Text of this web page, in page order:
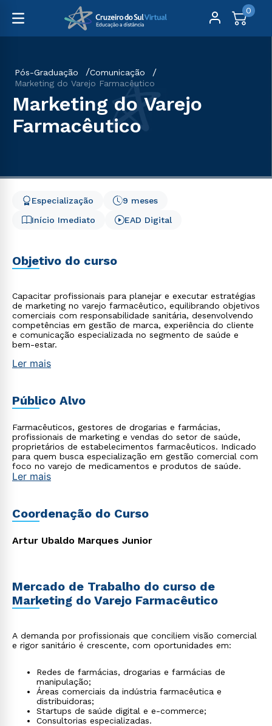
0
Pós-Graduação
Comunicação
Marketing do Varejo Farmacêutico
Marketing do Varejo
Farmacêutico
Início Imediato
9 meses
Especialização
EAD Digital
Objetivo do curso
Capacitar profissionais para planejar e executar estratégias
de marketing no varejo farmacêutico, equilibrando objetivos
comerciais com responsabilidade sanitária, desenvolvendo
competências em gestão de marca, experiência do cliente
e comunicação especializada no segmento de saúde e
bem-estar.
Ler mais
Público Alvo
Farmacêuticos, gestores de drogarias e farmácias,
profissionais de marketing e vendas do setor de saúde,
proprietários de estabelecimentos farmacêuticos. Indicado
para quem busca especialização em gestão comercial com
foco no varejo de medicamentos e produtos de saúde.
Ler mais
Coordenação do Curso
Artur Ubaldo Marques Junior
Mercado de Trabalho do curso de
Marketing do Varejo Farmacêutico
A demanda por profissionais que conciliem visão comercial
e rigor sanitário é crescente, com oportunidades em:
Redes de farmácias, drogarias e farmácias de
manipulação;
Áreas comerciais da indústria farmacêutica e
distribuidoras;
Startups de saúde digital e e-commerce;
Consultorias especializadas.